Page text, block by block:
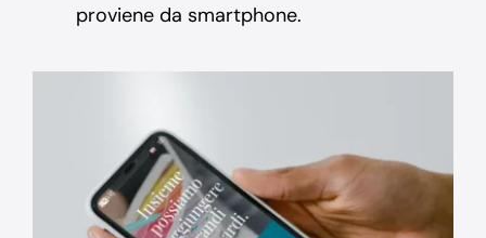
proviene da smartphone.